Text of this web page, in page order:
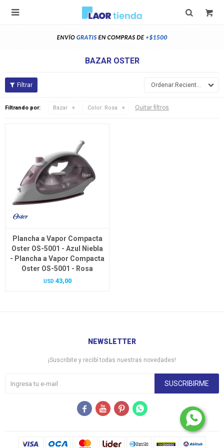

BAZAR OSTER
Recientes
Filtrando por: Bazar Color: Rosa Quitar filtros
Plancha a Vapor Compacta
Oster OS-5001 - Azul Niebla
- Plancha a Vapor Compacta
Oster OS-5001 - Rosa
USD 43,00
NEWSLETTER
¡Suscribite y recibí todas nuestras novedades!
SUSCRIBIRME
   